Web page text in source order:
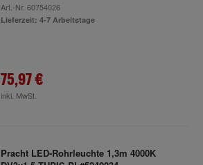
Art.-Nr. 60754026
Lieferzeit: 4-7 Arbeitstage
75,97 €
inkl. MwSt.
Pracht LED-Rohrleuchte 1,3m 4000K